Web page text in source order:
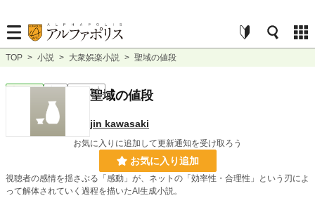
TOP > 小説 > 大衆娯楽小説 > 聖域の値段
大衆娯楽 完結 ｼｮｰﾄｼｮｰﾄ聖域の値段
jin kawasaki
お気に入りに追加して更新通知を受け取ろう
お気に入り追加
視聴者の感情を揺さぶる「感動」が、ネットの「効率性・合理性」という刃によ
って解体されていく過程を描いたAI生成小説。